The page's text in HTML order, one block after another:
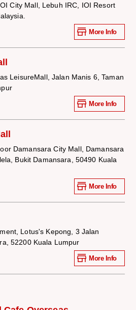
City Mall, Lebuh IRC, IOI Resort
More Info
LeisureMall, Jalan Manis 6, Taman
More Info
Damansara City Mall, Damansara
Bukit Damansara, 50490 Kuala
More Info
Lotus's Kepong, 3 Jalan
52200 Kuala Lumpur
More Info